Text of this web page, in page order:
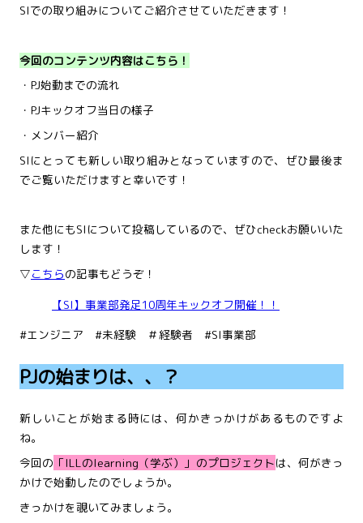
SIでの取り組みについてご紹介させていただきます！
今回のコンテンツ内容はこちら！
・PJ始動までの流れ
・PJキックオフ当日の様子
・メンバー紹介
SIにとっても新しい取り組みとなっていますので、ぜひ最後ま
でご覧いただけますと幸いです！
また他にもSIについて投稿しているので、ぜひcheckお願いいた
します！
▽こちらの記事もどうぞ！
【SI】事業部発足10周年キックオフ開催！！
#エンジニア #未経験 ＃経験者 #SI事業部
PJの始まりは、、？
新しいことが始まる時には、何かきっかけがあるものですよ
ね。
今回の 「ILLのlearning（学ぶ）」のプロジェクトは、何がきっ
かけで始動したのでしょうか。
きっかけを覗いてみましょう。